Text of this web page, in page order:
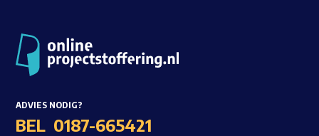
ADVIES NODIG?
BEL 0187-665421